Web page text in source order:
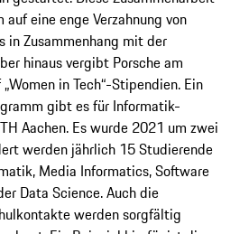
eine enge Verzahnung von
in Zusammenhang mit der
hinaus vergibt Porsche am
in Tech“-Stipendien. Ein
gibt es für Informatik-
Aachen. Es wurde 2021 um zwei
werden jährlich 15 Studierende
Media Informatics, Software
Data Science. Auch die
werden sorgfältig